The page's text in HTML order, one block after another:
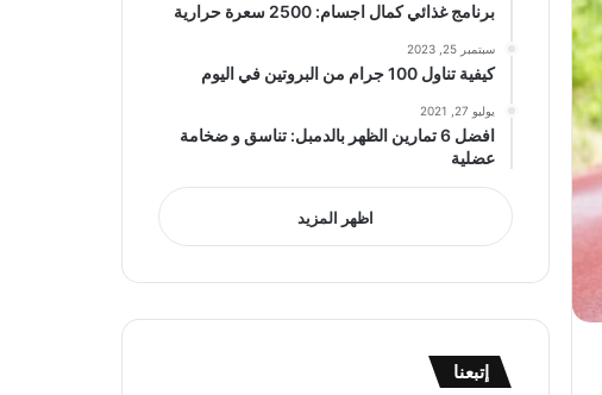
برنامج غذائي كمال اجسام: 2500 سعرة حرارية
سبتمبر 25, 2023
كيفية تناول 100 جرام من البروتين في اليوم
يوليو 27, 2021
افضل 6 تمارين الظهر بالدمبل: تناسق و ضخامة
عضلية
اظهر المزيد
إتبعنا